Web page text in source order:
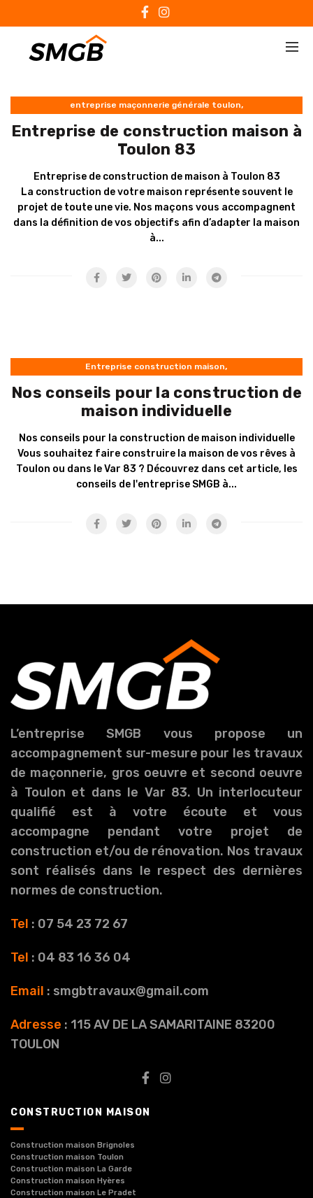
entreprise maçonnerie générale toulon,
Entreprise construction maison
Entreprise de construction maison à
Toulon 83
Entreprise de construction de maison à Toulon 83
La construction de votre maison représente souvent le
projet de toute une vie. Nos maçons vous accompagnent
dans la définition de vos objectifs afin d’adapter la maison
à...
Entreprise construction maison,
entreprise maçonnerie générale toulon
Nos conseils pour la construction de
maison individuelle
Nos conseils pour la construction de maison individuelle
Vous souhaitez faire construire la maison de vos rêves à
Toulon ou dans le Var 83 ? Découvrez dans cet article, les
conseils de l'entreprise SMGB à...
L’entreprise SMGB vous propose un
accompagnement sur-mesure pour les travaux
de maçonnerie, gros oeuvre et second oeuvre
à Toulon et dans le Var 83. Un interlocuteur
qualifié est à votre écoute et vous
accompagne pendant votre projet de
construction et/ou de rénovation. Nos travaux
sont réalisés dans le respect des dernières
normes de construction.
Tel : 07 54 23 72 67
Tel : 04 83 16 36 04
Email : smgbtravaux@gmail.com
Adresse : 115 AV DE LA SAMARITAINE 83200
TOULON
CONSTRUCTION MAISON
Construction maison Brignoles
Construction maison Toulon
Construction maison La Garde
Construction maison Hyères
Construction maison Le Pradet